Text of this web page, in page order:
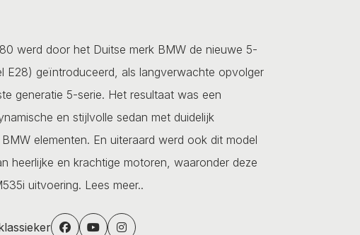
werd door het Duitse merk BMW de nieuwe 5-
E28) geïntroduceerd, als langverwachte opvolger
generatie 5-serie. Het resultaat was een
en stijlvolle sedan met duidelijk
elementen. En uiteraard werd ook dit model
heerlijke en krachtige motoren, waaronder deze
uitvoering. Lees meer..